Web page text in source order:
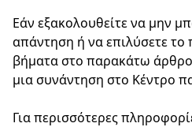
Εάν εξακολουθείτε να μην
απάντηση ή να επιλύσετε
βήματα στο παρακάτω
μια συνάντηση στο Κέντρο
Για περισσότερες